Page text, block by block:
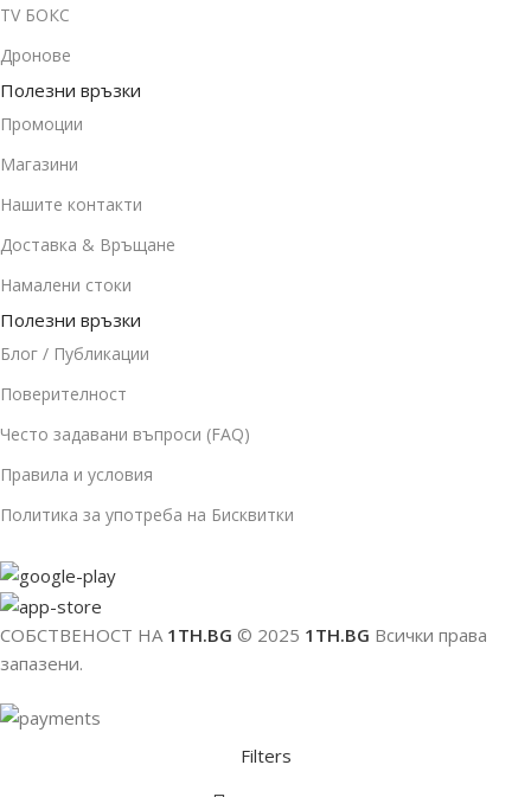
TV БОКС
Дронове
Полезни връзки
Промоции
Магазини
Нашите контакти
Доставка & Връщане
Намалени стоки
Полезни връзки
Блог / Публикации
Поверителност
Често задавани въпроси (FAQ)
Правила и условия
Политика за употреба на Бисквитки
СОБСТВЕНОСТ НА 1TH.BG © 2025 1TH.BG Всички права
запазени.
Filters